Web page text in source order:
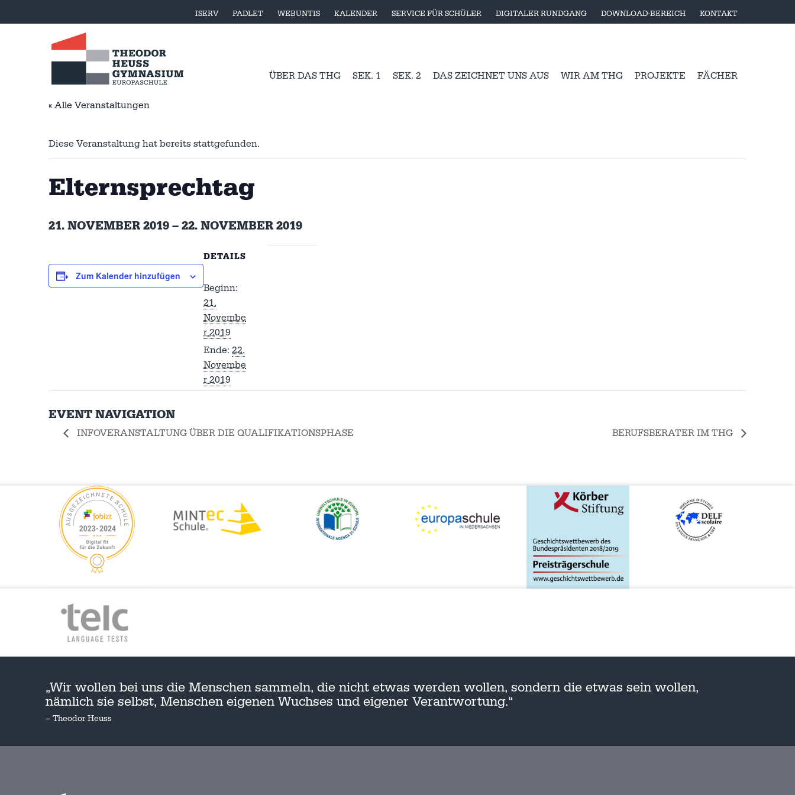
ISERV PADLET WEBUNTIS KALENDER SERVICE FÜR SCHÜLER DIGITALER RUNDGANG DOWNLOAD-BEREICH KONTAKT
ÜBER DAS THG SEK. 1 SEK. 2 DAS ZEICHNET UNS AUS WIR AM THG PROJEKTE FÄCHER
« Alle Veranstaltungen
Diese Veranstaltung hat bereits stattgefunden.
Elternsprechtag
21. NOVEMBER 2019–22. NOVEMBER 2019
Zum Kalender hinzufügen
DETAILS
Beginn:
21.
Novembe
r 2019
Ende: 22.
Novembe
r 2019
EVENT NAVIGATION
INFOVERANSTALTUNG ÜBER DIE QUALIFIKATIONSPHASE BERUFSBERATER IM THG
„Wir wollen bei uns die Menschen sammeln, die nicht etwas werden wollen, sondern die etwas sein wollen,
nämlich sie selbst, Menschen eigenen Wuchses und eigener Verantwortung.“
– Theodor Heuss